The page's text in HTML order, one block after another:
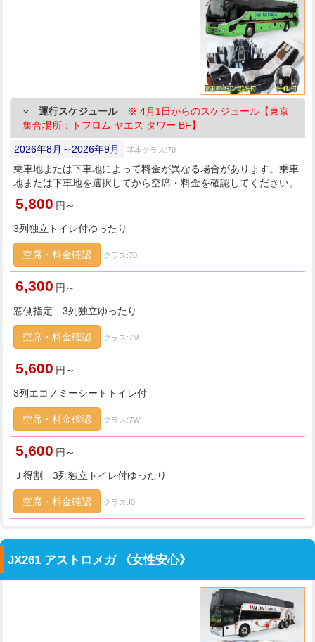
運行スケジュール
※ 4月1日からのスケジュール【東京
集合場所：トフロム ヤエス タワー BF】
2026年8月～2026年9月 基本クラス:70
乗車地または下車地によって料金が異なる場合があります。乗車
地または下車地を選択してから空席・料金を確認してください。
5,800 円～
3列独立トイレ付ゆったり
空席・料金確認 クラス:70
6,300 円～
窓側指定 3列独立ゆったり
空席・料金確認 クラス:7M
5,600 円～
3列エコノミーシートトイレ付
空席・料金確認 クラス:7W
5,600 円～
Ｊ得割 3列独立トイレ付ゆったり
空席・料金確認 クラス:I0
JX261 アストロメガ 《女性安心》